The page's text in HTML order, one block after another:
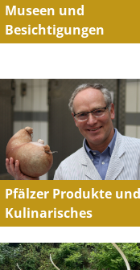
Museen und
Besichtigungen
Pfälzer Produkte und
Kulinarisches